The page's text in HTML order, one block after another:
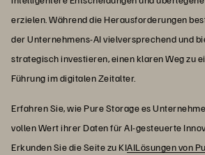
erzielen. Während die Herausforderungen
der Unternehmens-AI vielversprechend und
strategisch investieren, einen klaren Weg zu
Führung im digitalen Zeitalter.
Erfahren Sie, wie Pure Storage es
vollen Wert ihrer Daten für AI-gesteuerte
Erkunden Sie die Seite zu KIAILösungen von